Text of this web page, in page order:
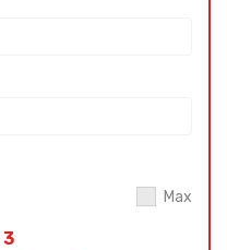
Max
3